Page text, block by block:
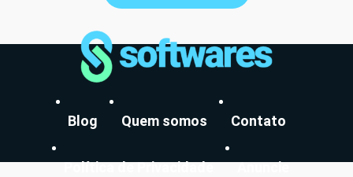
Blog Quem somos Contato
Política de Privacidade Anuncie